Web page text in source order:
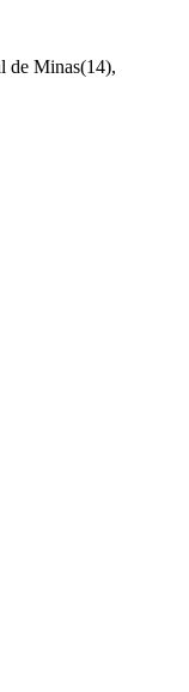
de Minas(14),